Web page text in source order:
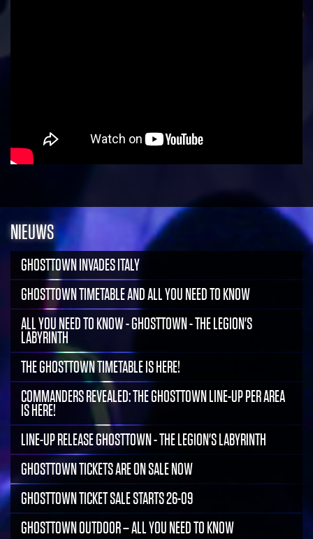
NIEUWS
GHOSTTOWN INVADES ITALY
GHOSTTOWN TIMETABLE AND ALL YOU NEED TO KNOW
ALL YOU NEED TO KNOW - GHOSTTOWN - THE LEGION'S
LABYRINTH
THE GHOSTTOWN TIMETABLE IS HERE!
COMMANDERS REVEALED: THE GHOSTTOWN LINE-UP PER AREA
IS HERE!
LINE-UP RELEASE GHOSTTOWN - THE LEGION'S LABYRINTH
GHOSTTOWN TICKETS ARE ON SALE NOW
GHOSTTOWN TICKET SALE STARTS 26-09
GHOSTTOWN OUTDOOR – ALL YOU NEED TO KNOW